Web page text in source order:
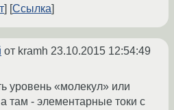
Ссылка
от kramh 23.10.2015 12:54:49
уровень «молекул» или
там - элементарные токи с